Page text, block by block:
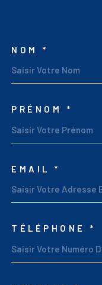
NOM *
PRÉNOM *
EMAIL *
TÉLÉPHONE *